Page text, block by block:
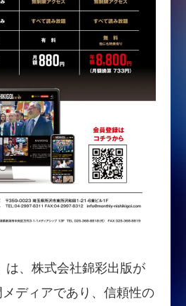
は、株式会社錦彩出版が
ディアであり、信頼性の